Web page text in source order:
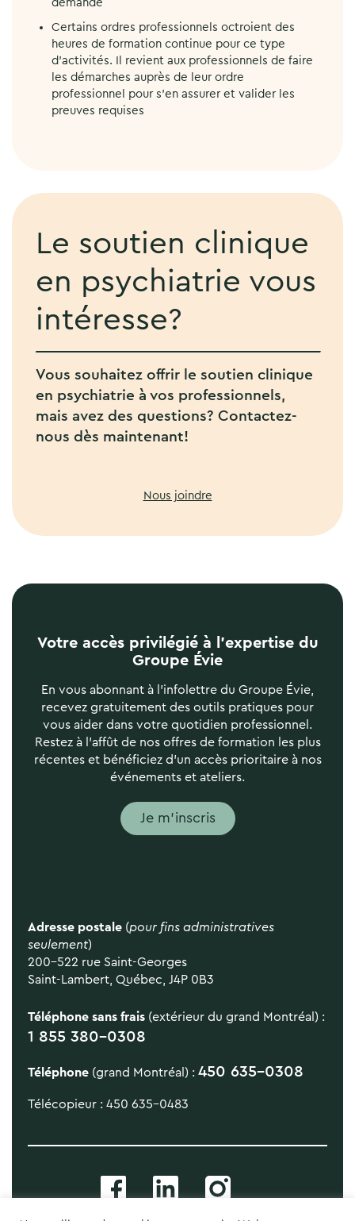
demande
Certains ordres professionnels octroient des
heures de formation continue pour ce type
d’activités. Il revient aux professionnels de faire
les démarches auprès de leur ordre
professionnel pour s’en assurer et valider les
preuves requises
Le soutien clinique
en psychiatrie vous
intéresse?
Vous souhaitez offrir le soutien clinique
en psychiatrie à vos professionnels,
mais avez des questions? Contactez-
nous dès maintenant!
Nous joindre
Adresse postale (pour fins administratives
seulement)
200-522 rue Saint-Georges
Saint-Lambert, Québec, J4P 0B3
Téléphone sans frais (extérieur du grand Montréal) :
1 855 380-0308
Téléphone (grand Montréal) : 450 635-0308
Télécopieur : 450 635-0483
Votre accès privilégié à l’expertise du
Groupe Évie
En vous abonnant à l'infolettre du Groupe Évie,
recevez gratuitement des outils pratiques pour
vous aider dans votre quotidien professionnel.
Restez à l'affût de nos offres de formation les plus
récentes et bénéficiez d'un accès prioritaire à nos
événements et ateliers.
Je m'inscris